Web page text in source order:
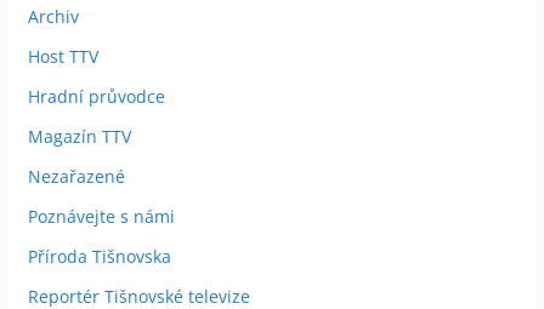
Archiv
Host TTV
Hradní průvodce
Magazín TTV
Nezařazené
Poznávejte s námi
Příroda Tišnovska
Reportér Tišnovské televize